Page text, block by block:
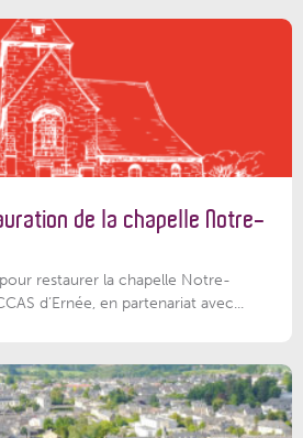
de la chapelle Notre-
restaurer la chapelle Notre-
d’Ernée, en partenariat avec...